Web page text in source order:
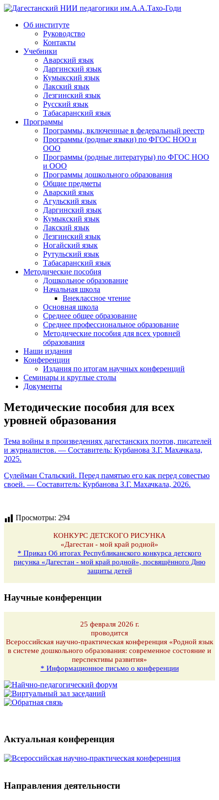
Дагестанский НИИ педагогики им.А.А.Тахо-Годи
Об институте
Руководство
Контакты
Учебники
Аварский язык
Даргинский язык
Кумыкский язык
Лакский язык
Лезгинский язык
Русский язык
Табасаранский язык
Программы
Программы, включенные в федеральный реестр
Программы (родные языки) по ФГОС НОО и
ООО
Программы (родные литературы) по ФГОС НОО
и ООО
Программы дошкольного образования
Общие предметы
Аварский язык
Агульский язык
Даргинский язык
Кумыкский язык
Лакский язык
Лезгинский язык
Ногайский язык
Рутульский язык
Табасаранский язык
Методические пособия
Дошкольное образование
Начальная школа
Внеклассное чтение
Основная школа
Среднее общее образование
Среднее профессиональное образование
Методические пособия для всех уровней
образования
Наши издания
Конференции
Издания по итогам научных конференций
Семинары и круглые столы
Документы
Методические пособия для всех
уровней образования
Тема войны в произведениях дагестанских поэтов, писателей
и журналистов. — Составитель: Курбанова З.Г. Махачкала,
2025.
Сулейман Стальский. Перед памятью его как перед совестью
своей. — Составитель: Курбанова З.Г. Махачкала, 2026.
Просмотры: 294
КОНКУРС ДЕТСКОГО РИСУНКА
«Дагестан - мой край родной»
* Приказ Об итогах Республиканского конкурса детского
рисунка «Дагестан - мой край родной», посвящённого Дню
защиты детей
Научные конференции
25 февраля 2026 г.
проводится
Всероссийская научно-практическая конференция «Родной язык
в системе дошкольного образования: современное состояние и
перспективы развития»
* Информационное письмо о конференции
Актуальная конференция
Направления деятельности